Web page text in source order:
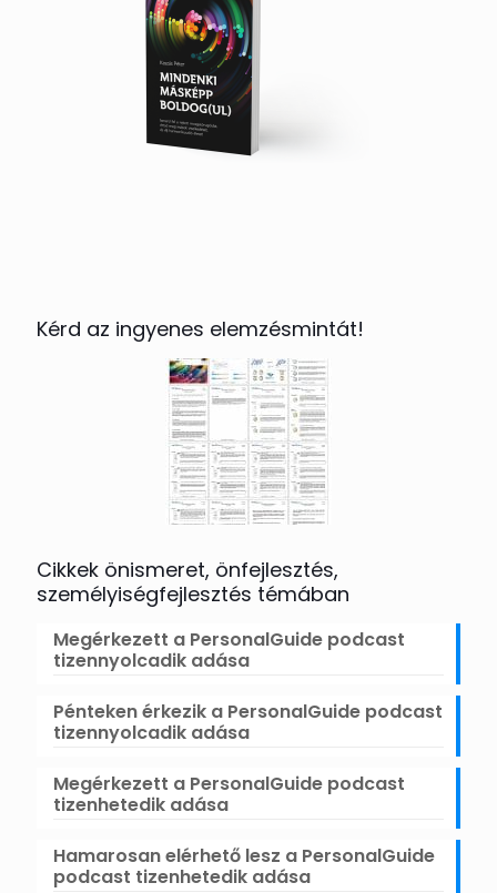
Kérd az ingyenes elemzésmintát!
Cikkek önismeret, önfejlesztés,
személyiségfejlesztés témában
Megérkezett a PersonalGuide podcast
tizennyolcadik adása
Pénteken érkezik a PersonalGuide podcast
tizennyolcadik adása
Megérkezett a PersonalGuide podcast
tizenhetedik adása
Hamarosan elérhető lesz a PersonalGuide
podcast tizenhetedik adása